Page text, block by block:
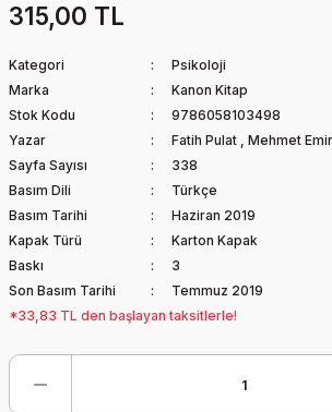
315,00 TL
Kategori
Psikoloji
Marka
Kanon Kitap
Stok Kodu
9786058103498
Yazar
Fatih Pulat , Mehmet
Sayfa Sayısı
338
Basım Dili
Türkçe
Basım Tarihi
Haziran 2019
Kapak Türü
Karton Kapak
Baskı
3
Son Basım Tarihi
Temmuz 2019
*33,83 TL den başlayan taksitlerle!